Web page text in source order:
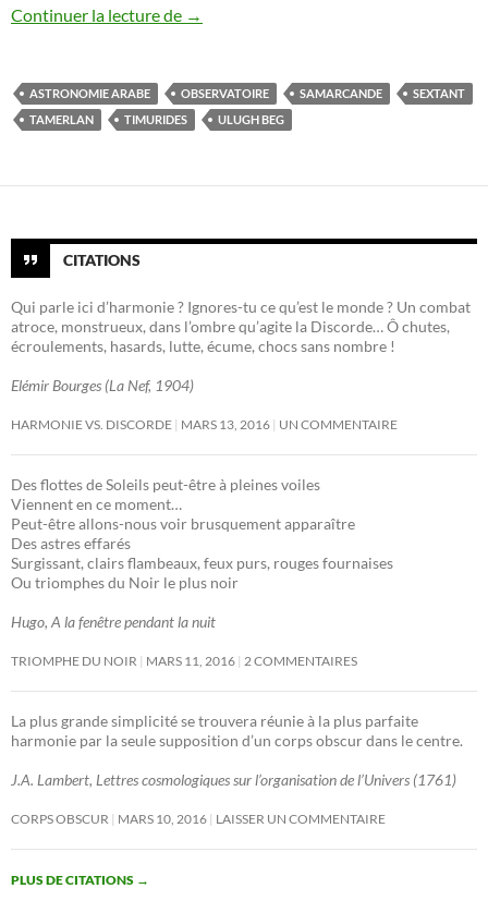
Continuer la lecture de
Hommage à Ulugh Beg, prince des
→
ASTRONOMIE ARABE OBSERVATOIRE SAMARCANDE
SEXTANT
TAMERLAN
TIMURIDES ULUGH BEG
CITATIONS
Qui parle ici d’harmonie ? Ignores-tu ce qu’est le monde ? Un combat
atroce, monstrueux, dans l’ombre qu’agite la Discorde… Ô chutes,
écroulements, hasards, lutte, écume, chocs sans nombre !
Elémir Bourges (La Nef, 1904)
HARMONIE VS. DISCORDE MARS 13, 2016 UN COMMENTAIRE
Des flottes de Soleils peut-être à pleines voiles
Viennent en ce moment…
Peut-être allons-nous voir brusquement apparaître
Des astres effarés
Surgissant, clairs flambeaux, feux purs, rouges fournaises
Ou triomphes du Noir le plus noir
Hugo, A la fenêtre pendant la nuit
TRIOMPHE DU NOIR MARS 11, 2016 2 COMMENTAIRES
La plus grande simplicité se trouvera réunie à la plus parfaite
harmonie par la seule supposition d’un corps obscur dans le centre.
J.A. Lambert, Lettres cosmologiques sur l’organisation de l’Univers (1761)
CORPS OBSCUR MARS 10, 2016 LAISSER UN COMMENTAIRE
PLUS DE CITATIONS →